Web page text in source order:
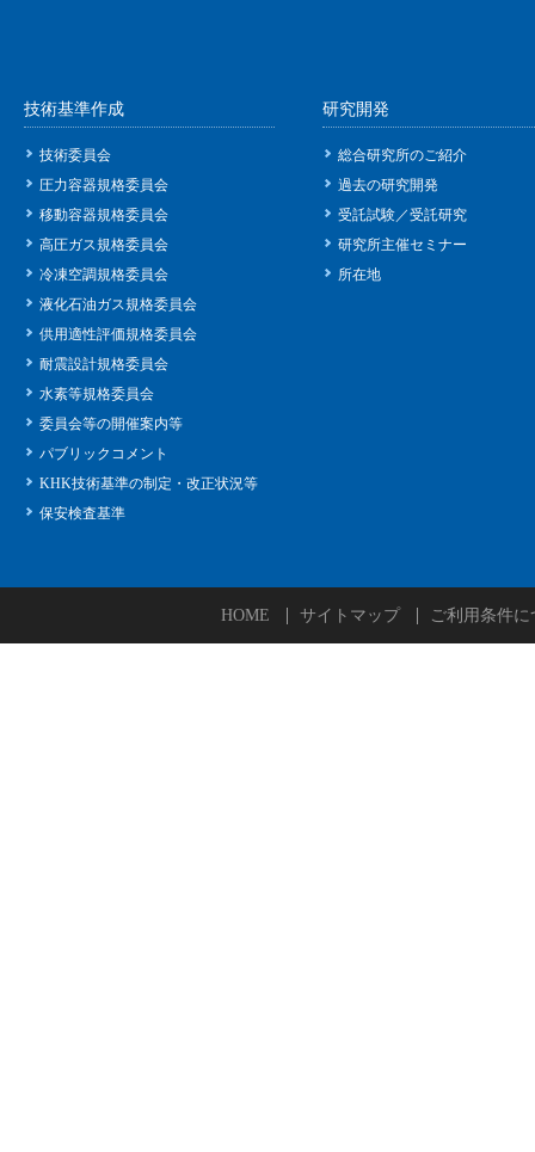
技術基準作成
技術委員会
圧力容器規格委員会
移動容器規格委員会
高圧ガス規格委員会
冷凍空調規格委員会
液化石油ガス規格委員会
供用適性評価規格委員会
耐震設計規格委員会
水素等規格委員会
委員会等の開催案内等
パブリックコメント
KHK技術基準の制定・改正状況等
保安検査基準
研究開発
総合研究所のご紹介
過去の研究開発
受託試験／受託研究
研究所主催セミナー
所在地
HOME サイトマップ ご利用条件に